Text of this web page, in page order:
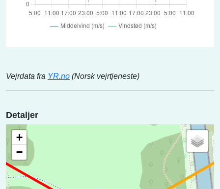
Vejrdata fra YR.no (Norsk vejrtjeneste)
Detaljer
+
−